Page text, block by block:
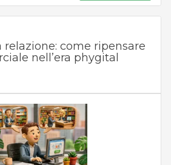
relazione: come ripensare
nell’era phygital